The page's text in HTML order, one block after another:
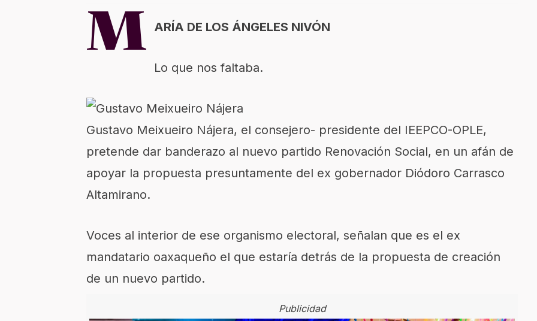
M ARÍA DE LOS ÁNGELES NIVÓN
Lo que nos faltaba.
Gustavo Meixueiro Nájera, el consejero- presidente del IEEPCO-OPLE,
pretende dar banderazo al nuevo partido Renovación Social, en un afán de
apoyar la propuesta presuntamente del ex gobernador Diódoro Carrasco
Altamirano.
Voces al interior de ese organismo electoral, señalan que es el ex
mandatario oaxaqueño el que estaría detrás de la propuesta de creación
de un nuevo partido.
Publicidad